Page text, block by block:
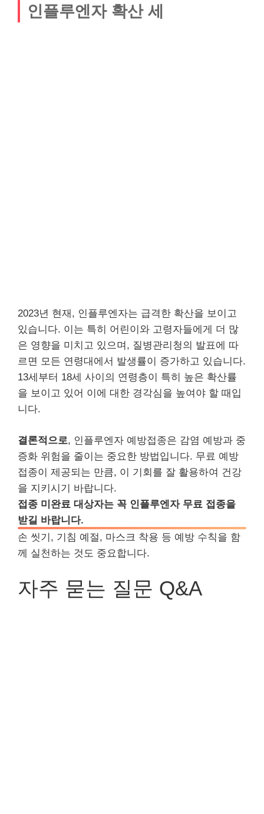
인플루엔자 확산 세
2023년 현재, 인플루엔자는 급격한 확산을 보이고
있습니다. 이는 특히 어린이와 고령자들에게 더 많
은 영향을 미치고 있으며, 질병관리청의 발표에 따
르면 모든 연령대에서 발생률이 증가하고 있습니다.
13세부터 18세 사이의 연령층이 특히 높은 확산률
을 보이고 있어 이에 대한 경각심을 높여야 할 때입
니다.
결론적으로, 인플루엔자 예방접종은 감염 예방과 중
증화 위험을 줄이는 중요한 방법입니다. 무료 예방
접종이 제공되는 만큼, 이 기회를 잘 활용하여 건강
을 지키시기 바랍니다.
접종 미완료 대상자는 꼭 인플루엔자 무료 접종을
받길 바랍니다.
손 씻기, 기침 예절, 마스크 착용 등 예방 수칙을 함
께 실천하는 것도 중요합니다.
자주 묻는 질문 Q&A